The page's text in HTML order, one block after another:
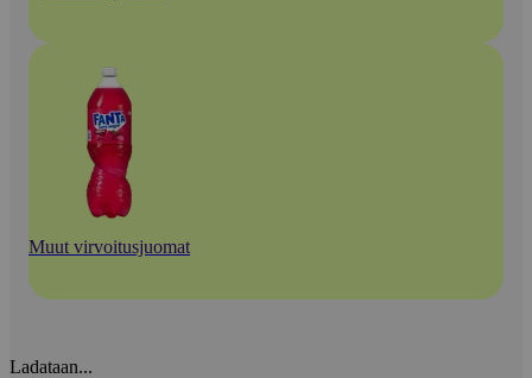
Muut virvoitusjuomat
Ladataan...